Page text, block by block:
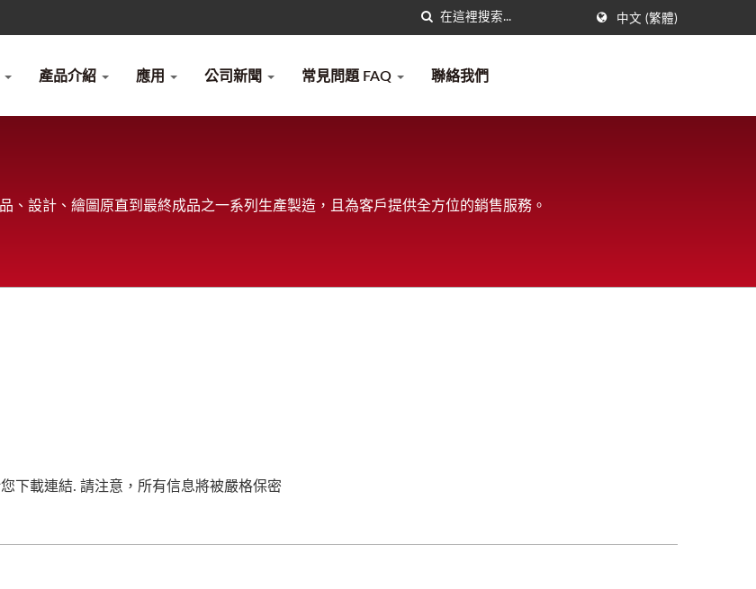
中文 (繁體)
產品介紹 應用 公司新聞 常見問題 FAQ 聯絡我們
設計、繪圖原直到最終成品之一系列生產製造，且為客戶提供全方位的銷售服務。
下載連結. 請注意，所有信息將被嚴格保密